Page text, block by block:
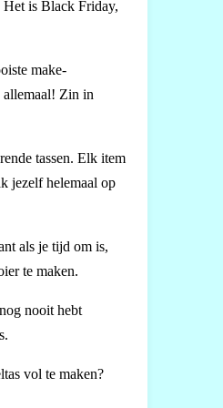
is Black Friday,
make-
allemaal! Zin in
tassen. Elk item
jezelf helemaal op
als je tijd om is,
te maken.
nooit hebt
vol te maken?